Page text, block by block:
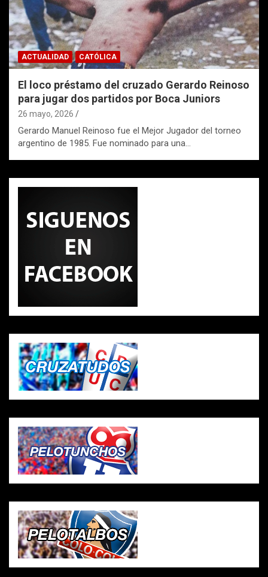
ACTUALIDAD CATÓLICA
El loco préstamo del cruzado Gerardo Reinoso
para jugar dos partidos por Boca Juniors
26 mayo, 2026
Gerardo Manuel Reinoso fue el Mejor Jugador del torneo
argentino de 1985. Fue nominado para una…